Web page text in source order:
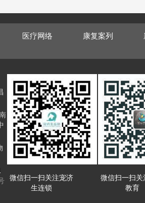
医疗网络 康复案列
微信扫一扫关
教育
微信扫一扫关注宠济
生连锁